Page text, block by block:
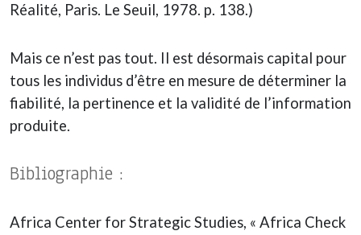
Réalité, Paris. Le Seuil, 1978. p. 138.)
Mais ce n’est pas tout. Il est désormais capital pour
tous les individus d’être en mesure de déterminer la
fiabilité, la pertinence et la validité de l’information
produite.
Bibliographie :
Africa Center for Strategic Studies, « Africa Check